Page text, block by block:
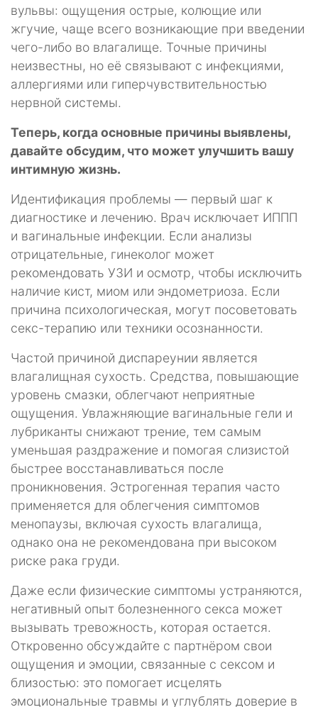
вульвы: ощущения острые, колющие или
жгучие, чаще всего возникающие при введении
чего-либо во влагалище. Точные причины
неизвестны, но её связывают с инфекциями,
аллергиями или гиперчувствительностью
нервной системы.
Теперь, когда основные причины выявлены,
давайте обсудим, что может улучшить вашу
интимную жизнь.
Идентификация проблемы — первый шаг к
диагностике и лечению. Врач исключает ИППП
и вагинальные инфекции. Если анализы
отрицательные, гинеколог может
рекомендовать УЗИ и осмотр, чтобы исключить
наличие кист, миом или эндометриоза. Если
причина психологическая, могут посоветовать
секс-терапию или техники осознанности.
Частой причиной диспареунии является
влагалищная сухость. Средства, повышающие
уровень смазки, облегчают неприятные
ощущения. Увлажняющие вагинальные гели и
лубриканты снижают трение, тем самым
уменьшая раздражение и помогая слизистой
быстрее восстанавливаться после
проникновения. Эстрогенная терапия часто
применяется для облегчения симптомов
менопаузы, включая сухость влагалища,
однако она не рекомендована при высоком
риске рака груди.
Даже если физические симптомы устраняются,
негативный опыт болезненного секса может
вызывать тревожность, которая остается.
Откровенно обсуждайте с партнёром свои
ощущения и эмоции, связанные с сексом и
близостью: это помогает исцелять
эмоциональные травмы и углублять доверие в